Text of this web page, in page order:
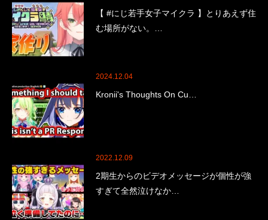
【 #にじ若手女子マイクラ 】とりあえず住
む場所がない。…
2024.12.04
Kronii's Thoughts On Cu…
2022.12.09
2期生からのビデオメッセージが個性が強
すぎて全然泣けなか…